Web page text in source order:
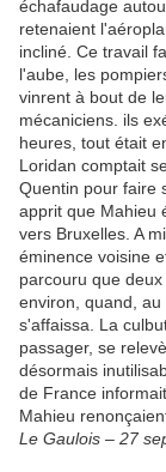
échafaudage
retenaient
incliné. Ce travail
l'aube, les
vinrent à bout de
mécaniciens. ils
heures, tout était
Loridan comptait
Quentin pour faire
apprit que Mahieu
vers Bruxelles. A
éminence voisine
parcouru que
environ, quand,
s'affaissa. La
passager, se
désormais
de France
Mahieu
Le Gaulois – 27